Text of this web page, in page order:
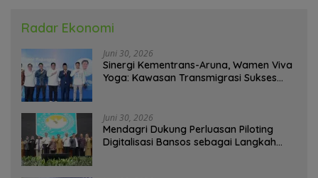
Radar Ekonomi
Juni 30, 2026
Sinergi Kementrans-Aruna, Wamen Viva
Yoga: Kawasan Transmigrasi Sukses
Juni 30, 2026
Mendagri Dukung Perluasan Piloting
Digitalisasi Bansos sebagai Langkah